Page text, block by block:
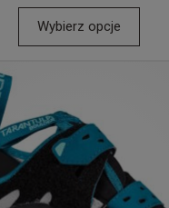
Wybierz opcje